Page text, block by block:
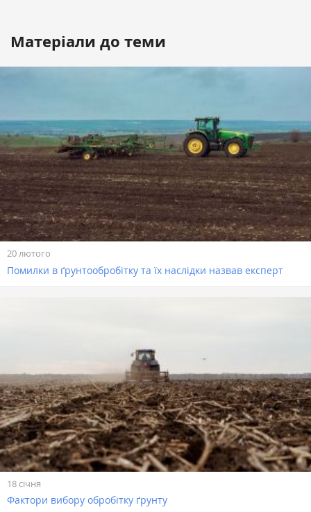
Матеріали до теми
20 лютого
Помилки в ґрунтообробітку та їх наслідки назвав експерт
18 січня
Фактори вибору обробітку ґрунту